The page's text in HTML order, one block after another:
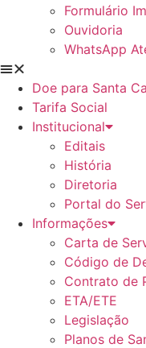
Formulário
Ouvidoria
WhatsApp
Doe para Santa
Tarifa Social
Institucional
Editais
História
Diretoria
Portal do
Informações
Carta de
Código de
Contrato de
ETA/ETE
Legislação
Planos de